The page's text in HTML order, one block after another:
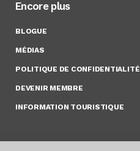
Encore plus
BLOGUE
MÉDIAS
POLITIQUE DE CONFIDENTIALITÉ
DEVENIR MEMBRE
INFORMATION TOURISTIQUE